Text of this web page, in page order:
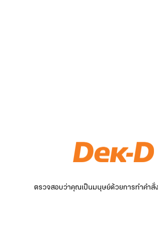
ตรวจสอบว่าคุณเป็นมนุษย์ด้วยการทำคำสั่ง